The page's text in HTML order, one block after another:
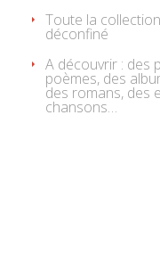
Toute la
déconfiné
A découvrir : des
poèmes, des
des romans, des
chansons…